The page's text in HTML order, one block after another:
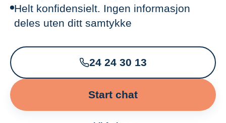
Helt konfidensielt. Ingen informasjon
deles uten ditt samtykke
24 24 30 13
Start chat